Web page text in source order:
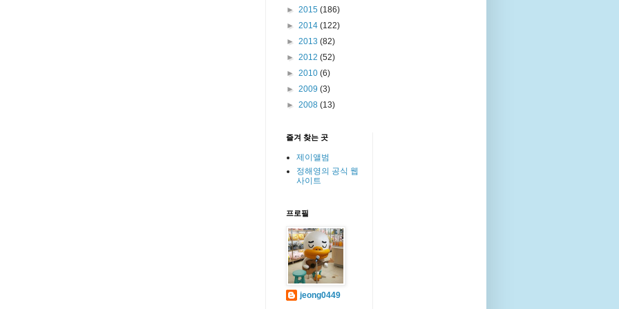
► 2015 (186)
► 2014 (122)
► 2013 (82)
► 2012 (52)
► 2010 (6)
► 2009 (3)
► 2008 (13)
즐겨 찾는 곳
제이앨범
정해영의 공식 웹
사이트
프로필
jeong0449